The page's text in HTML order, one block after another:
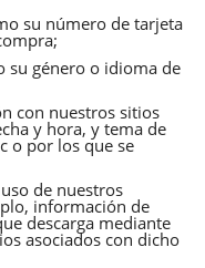
su número de tarjeta
su género o idioma de
con nuestros sitios
y hora, y tema de
o por los que se
de nuestros
información de
descarga mediante
asociados con dicho